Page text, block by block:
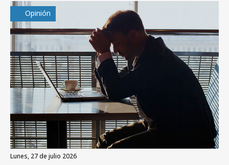
Opinión
lunes, 27 de julio 2026